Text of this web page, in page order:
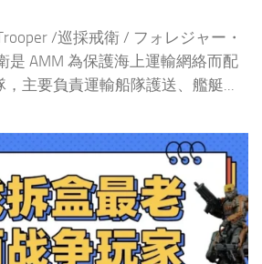
/巡採戒衛 / フォレジャー・
是 AMM 為保護海上運輸網絡而配
主要負責運輸船隊護送、艦艇...